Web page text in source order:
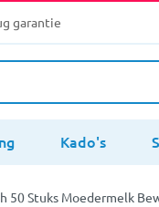
garantie
Kado's
50 Stuks Moedermelk